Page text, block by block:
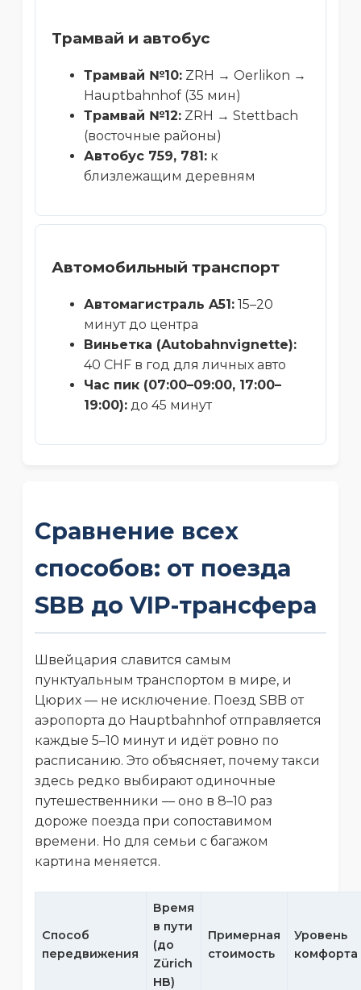
Трамвай и автобус
Трамвай №10: ZRH → Oerlikon →
Hauptbahnhof (35 мин)
Трамвай №12: ZRH → Stettbach
(восточные районы)
Автобус 759, 781: к
близлежащим деревням
Автомобильный транспорт
Автомагистраль A51: 15–20
минут до центра
Виньетка (Autobahnvignette):
40 CHF в год для личных авто
Час пик (07:00–09:00, 17:00–
19:00): до 45 минут
Сравнение всех
способов: от поезда
SBB до VIP-трансфера
Швейцария славится самым
пунктуальным транспортом в мире, и
Цюрих — не исключение. Поезд SBB от
аэропорта до Hauptbahnhof отправляется
каждые 5–10 минут и идёт ровно по
расписанию. Это объясняет, почему такси
здесь редко выбирают одиночные
путешественники — оно в 8–10 раз
дороже поезда при сопоставимом
времени. Но для семьи с багажом
картина меняется.
Способ
передвижения
Время
в пути
(до
Zürich
HB)
Примерная
стоимость
Уровень
комфорта